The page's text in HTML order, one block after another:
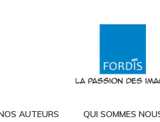
AUTEURS QUI SOMMES